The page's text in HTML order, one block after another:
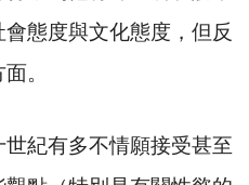
態度與文化態度，但反
。
紀有多不情願接受甚至